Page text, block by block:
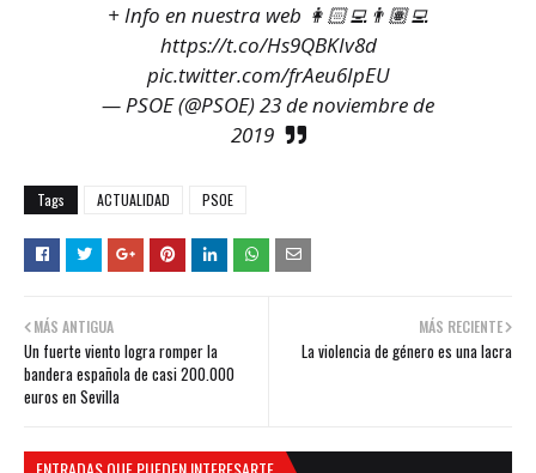
+ Info en nuestra web 👩🏻‍💻👨🏽‍💻
https://t.co/Hs9QBKIv8d
pic.twitter.com/frAeu6IpEU
— PSOE (@PSOE)23 de noviembre de
2019
Tags ACTUALIDAD PSOE
MÁS RECIENTE
La violencia de género es una lacra
MÁS ANTIGUA
Un fuerte viento logra romper la
bandera española de casi 200.000
euros en Sevilla